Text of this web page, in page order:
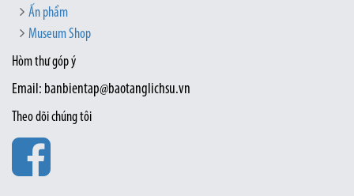
Ấn phẩm
Museum Shop
Hòm thư góp ý
Email: banbientap@baotanglichsu.vn
Theo dõi chúng tôi